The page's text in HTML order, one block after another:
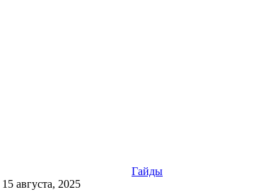
Гайды
15 августа, 2025